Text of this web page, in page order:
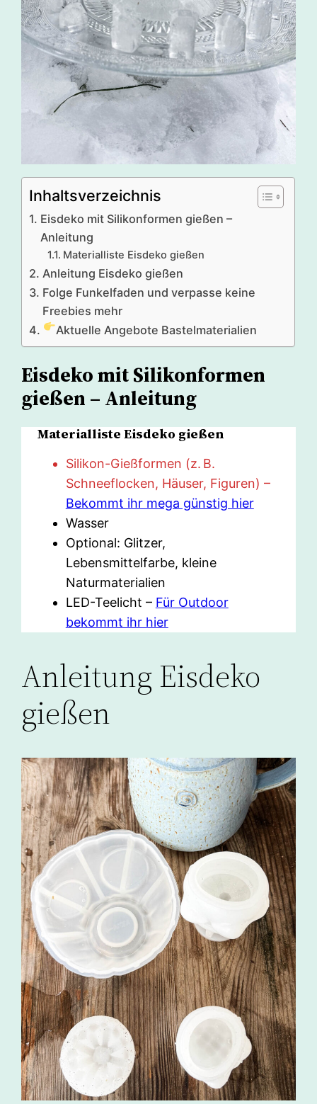
Inhaltsverzeichnis
Eisdeko mit Silikonformen gießen –
Anleitung
Materialliste Eisdeko gießen
Anleitung Eisdeko gießen
Folge Funkelfaden und verpasse keine
Freebies mehr
Aktuelle Angebote Bastelmaterialien
Eisdeko mit Silikonformen
gießen – Anleitung
Materialliste Eisdeko gießen
Silikon-Gießformen (z. B.
Schneeflocken, Häuser, Figuren) –
Bekommt ihr mega günstig hier
Wasser
Optional: Glitzer,
Lebensmittelfarbe, kleine
Naturmaterialien
LED-Teelicht – Für Outdoor
bekommt ihr hier
Anleitung Eisdeko
gießen